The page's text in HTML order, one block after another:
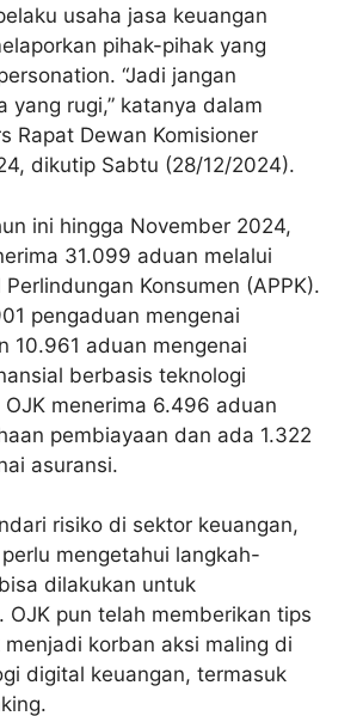
usaha jasa keuangan
pihak-pihak yang
“Jadi jangan
yang rugi,” katanya dalam
Rapat Dewan Komisioner
dikutip Sabtu (28/12/2024).
ini hingga November 2024,
31.099 aduan melalui
Konsumen (APPK).
pengaduan mengenai
10.961 aduan mengenai
berbasis teknologi
menerima 6.496 aduan
pembiayaan dan ada 1.322
asuransi.
risiko di sektor keuangan,
mengetahui langkah-
dilakukan untuk
OJK pun telah memberikan tips
korban aksi maling di
digital keuangan, termasuk